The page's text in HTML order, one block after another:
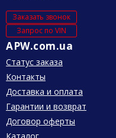
Заказать звонок
Запрос по VIN
APW.com.ua
Статус заказа
Контакты
Доставка и оплата
Гарантии и возврат
Договор оферты